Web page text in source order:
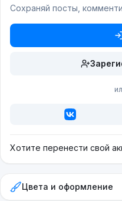
Сохраняй посты,
Хотите перенести свой
Цвета и оформление